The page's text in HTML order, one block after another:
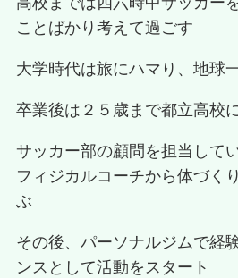
ことばかり考えて過ごす
大学時代は旅にハマり、地球
卒業後は２５歳まで都立高校
サッカー部の顧問を担当して
フィジカルコーチから体づく
ぶ
その後、パーソナルジムで経
ンスとして活動をスタート